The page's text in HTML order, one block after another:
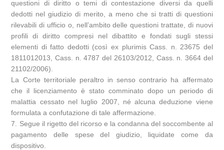
questioni di diritto o temi di contestazione diversi da quelli
dedotti nel giudizio di merito, a meno che si tratti di questioni
rilevabili di ufficio o, nell’ambito delle questioni trattate, di nuovi
profili di diritto compresi nel dibattito e fondati sugli stessi
elementi di fatto dedotti (così ex plurimis Cass. n. 23675 del
1811012013, Cass. n. 4787 del 26103/2012, Cass. n. 3664 del
21102/2006).
La Corte territoriale peraltro in senso contrario ha affermato
che il licenziamento è stato comminato dopo un periodo di
malattia cessato nel luglio 2007, né alcuna deduzione viene
formulata a confutazione di tale affermazione.
7. Segue il rigetto del ricorso e la condanna del soccombente al
pagamento delle spese del giudizio, liquidate come da
dispositivo.